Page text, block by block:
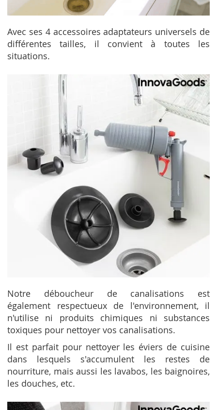
Avec ses 4 accessoires adaptateurs universels de
différentes tailles, il convient à toutes les
situations.
Notre déboucheur de canalisations est
également respectueux de l'environnement, il
n'utilise ni produits chimiques ni substances
toxiques pour nettoyer vos canalisations.
Il est parfait pour nettoyer les éviers de cuisine
dans lesquels s'accumulent les restes de
nourriture, mais aussi les lavabos, les baignoires,
les douches, etc.